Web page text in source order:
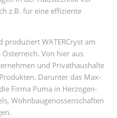
z.B. für eine effiziente
WATERCryst am
Von hier aus
und Privat­haus­halte
Darunter das Max-
Firma Puma in Herzogen­
Wohn­bau­genossen­schaften